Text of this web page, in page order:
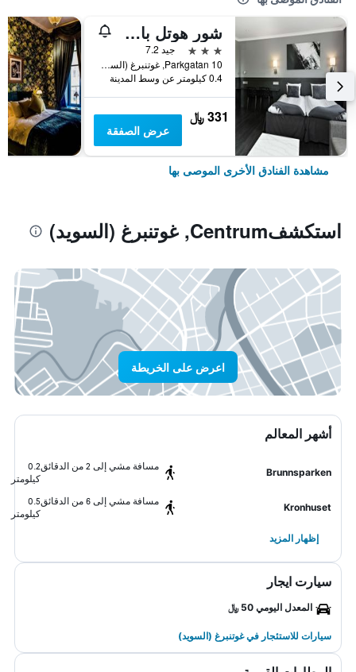
شور هوتل باي بست ويسترن ألن
3 نجوم
جيد 7.2
Parkgatan 10, غوتنبرغ (السويد), مقاطعة فاسترا غوتالاند, السويد
0.4 كيلومتر عن وسط المدينة
331 ﷼
عرض الصفقة
مشاهدة الفنادق الأخرى الموصى بها
استكشفCentrum, غوتنبرغ (السويد)
اعرض على الخريطة
أشهر المعالم
Brunnsparken
مسافة مشي إلى 2 من الدقائق
0.2
كيلومتر
Kronhuset
مسافة مشي إلى 6 من الدقائق
0.5
كيلومتر
إظهار المزيد
سيارت ايجار
المعدل اليومي 50 ﷼
سيارات للاستئجار في غوتنبرغ (السويد)